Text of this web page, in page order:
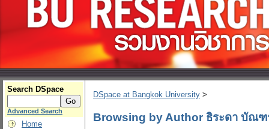
Search DSpace
Advanced Search
Home
DSpace at Bangkok University >
Browsing by Author ธิระดา บัณ